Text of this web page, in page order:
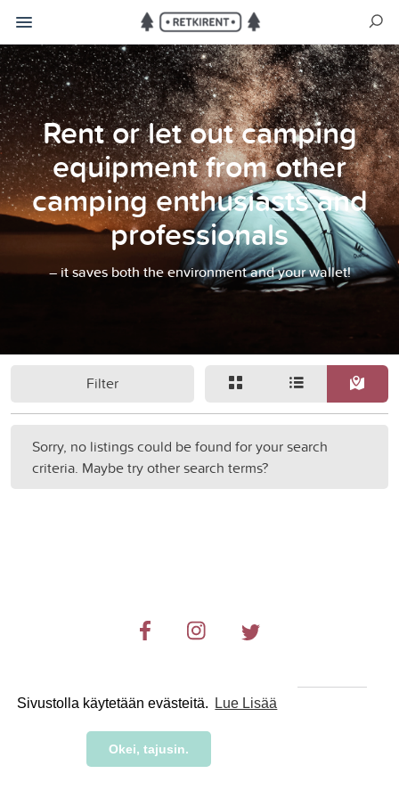
Sivustolla käytetään evästeitä. Lue Lisää
Okei, tajusin.
Rent or let out camping
equipment from other
camping enthusiasts and
professionals
– it saves both the environment and your wallet!
Filter
Sorry, no listings could be found for your search
criteria. Maybe try other search terms?